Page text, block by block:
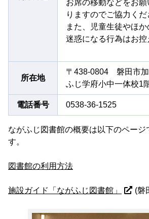
お席の移動などをお
りますのでご協力くだ
また、児童生徒やほ
迷惑になる行為はお控
所在地
〒438-0804 磐田市
ふじ学府小中一体校1
電話番号 0538-36-1525
ながふじ図書館の概要は以下のページ
す。
図書館の利用方法
施設ガイド「ながふじ図書館」 (磐